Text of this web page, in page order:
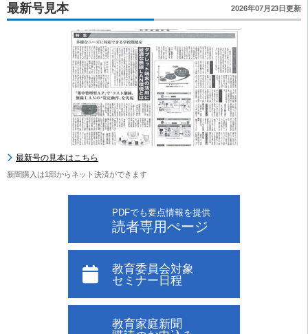
最新号見本 2026年07月23日更新
最新号の見本はこちら
新聞購入は1部からネット決済ができます
PDFでも要点情報を提供
読者専用ぺージ
教育委員会対象
セミナー日程
教育家庭新聞